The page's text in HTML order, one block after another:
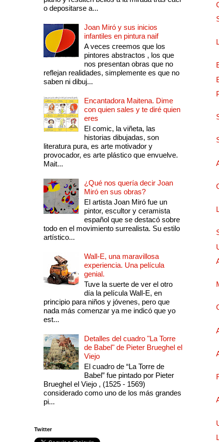
o depositarse a...
Joan Miró y sus inicios
infantiles en pintura naif
A veces creemos que los
pintores abstractos , los que
nos presentan obras que no
reflejan realidades, simplemente es que no
saben ni dibuj...
Encantadora Maitena. Dime
con quien sales y te diré quien
eres
El comic, la viñeta, las
historias dibujadas, son
literatura pura, es arte motivador y
provocador, es arte plástico que envuelve.
Mait...
¿Qué nos quería decir Joan
Miró en sus obras?
El artista Joan Miró fue un
pintor, escultor y ceramista
español que se destacó sobre
todo en el movimiento surrealista. Su estilo
artístico...
Wall-E, una maravillosa
experiencia. Una película
genial.
Tuve la suerte de ver el otro
día la película Wall-E, en
principio para niños y jóvenes, pero que
nada más comenzar ya me indicó que yo
est...
Detalles del cuadro "La Torre
de Babel" de Pieter Brueghel el
Viejo
El cuadro de “La Torre de
Babel” fue pintado por Pieter
Brueghel el Viejo , (1525 - 1569)
considerado como uno de los más grandes
pi...
Twitter